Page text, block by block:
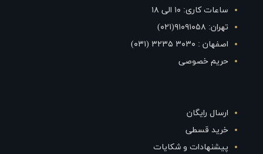
ساعات کاری: ۱۰ الی ۱۸
تهران: ۹۱۰۹۱۰۵۸(۰۲۱)
اصفهان : ۳۰۳۰ ۳۲۳۵ (۰۳۱)
حریم خصوصی
ارسال رایگان
خرید قسطی
پیشنهادات و شکایات